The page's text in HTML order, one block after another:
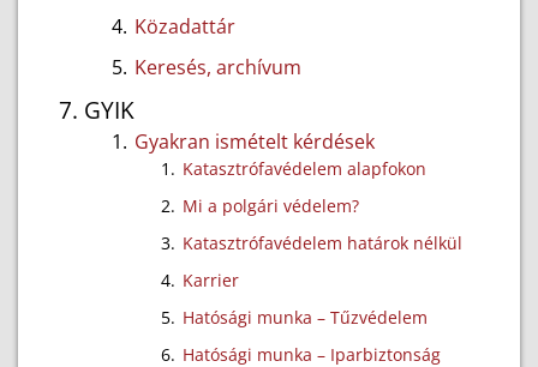
Közadattár
Keresés, archívum
GYIK
Gyakran ismételt kérdések
Katasztrófavédelem alapfokon
Mi a polgári védelem?
Katasztrófavédelem határok nélkül
Karrier
Hatósági munka – Tűzvédelem
Hatósági munka – Iparbiztonság